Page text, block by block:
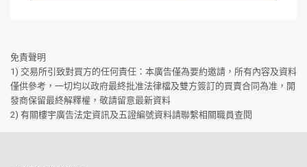
免責聲明
1) 交易所引致對買方的任何責任：本廣告僅為要約邀請，所有內容及資料
僅供參考，一切均以政府最終批准法律檔及雙方簽訂的買賣合同為准，開
發商保留最終解釋權，敬請留意最新資料
2) 有關樓宇廣告法定資訊及五證編號資料請聯繫相關職員查閱